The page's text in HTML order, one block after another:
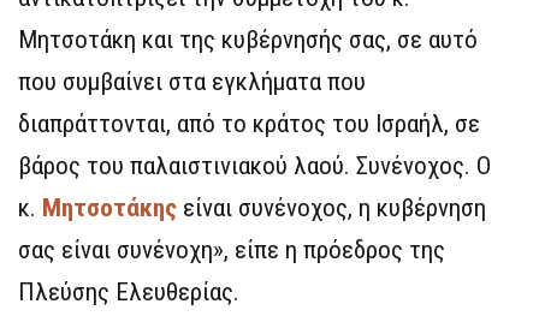
Μητσοτάκη και της κυβέρνησής σας, σε αυτό
που συμβαίνει στα εγκλήματα που
διαπράττονται, από το κράτος του Ισραήλ, σε
βάρος του παλαιστινιακού λαού. Συνένοχος. Ο
κ. Μητσοτάκης είναι συνένοχος, η κυβέρνηση
σας είναι συνένοχη», είπε η πρόεδρος της
Πλεύσης Ελευθερίας.